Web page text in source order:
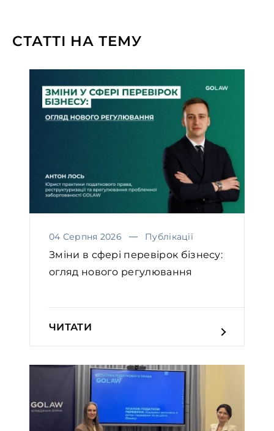
СТАТТІ НА ТЕМУ
04 Серпня 2026 Публікації
Зміни в сфері перевірок бізнесу:
огляд нового регулювання
ЧИТАТИ